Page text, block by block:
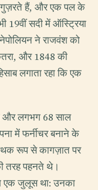
गुज़रते हैं, और एक पल के
19वीं सदी में ऑस्ट्रिया
ने राजवंश को
और 1848 की
लगाता रहा कि एक
और लगभग 68 साल
में फर्नीचर बनाने के
रूप से कागज़ात पर
तरह पहनते थे।
एक जुलूस था: उनका